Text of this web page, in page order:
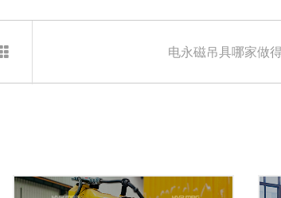
电永磁吊具哪家做